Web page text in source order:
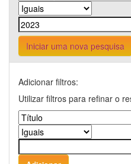
Iniciar uma nova pesquisa
Adicionar filtros:
Utilizar filtros para refinar o